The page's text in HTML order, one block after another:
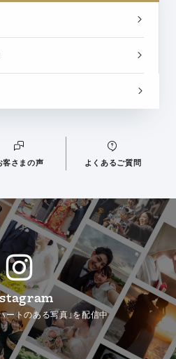
客さまの声 よくあるご質問
ートのある写真」を配信中